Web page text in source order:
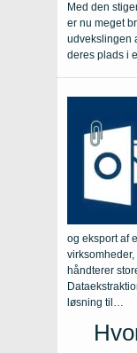
Med den
er nu meget
udvekslingen
deres plads i
og eksport af
håndterer
løsning til…